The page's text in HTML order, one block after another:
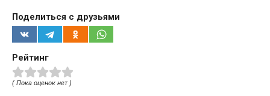
Поделиться с друзьями
Рейтинг
( Пока оценок нет )